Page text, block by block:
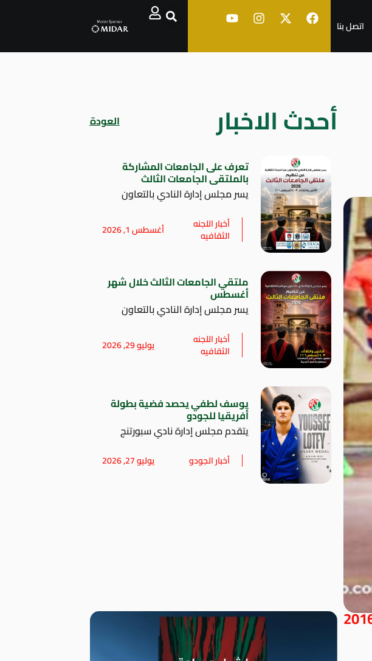
اتصل بنا
أحدث الاخبار العودة
تعرف على الجامعات المشاركة
بالملتقى الجامعات الثالث
يسر مجلس إدارة النادي بالتعاون
أخبار اللجنه
الثقافيه أغسطس 1, 2026
ملتقي الجامعات الثالث خلال شهر
أغسطس
يسر مجلس إدارة النادي بالتعاون
أخبار اللجنه
الثقافيه يوليو 29, 2026
يوسف لطفي يحصد فضية بطولة
أفريقيا للجودو
يتقدم مجلس إدارة نادي سبورتنج
أخبار الجودو يوليو 27, 2026